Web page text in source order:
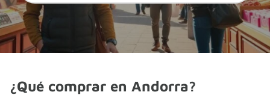
¿Qué comprar en Andorra?